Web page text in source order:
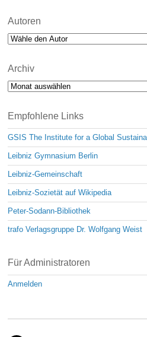
Autoren
Archiv
Archiv
Empfohlene Links
GSIS The Institute for a Global
Leibniz Gymnasium Berlin
Leibniz-Gemeinschaft
Leibniz-Sozietät auf Wikipedia
Peter-Sodann-Bibliothek
trafo Verlagsgruppe Dr. Wolfgang Weist
Für Administratoren
Anmelden